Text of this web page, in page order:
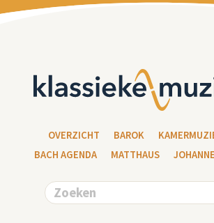
OVERZICHT BAROK
BACH AGENDA
MATTHAUS